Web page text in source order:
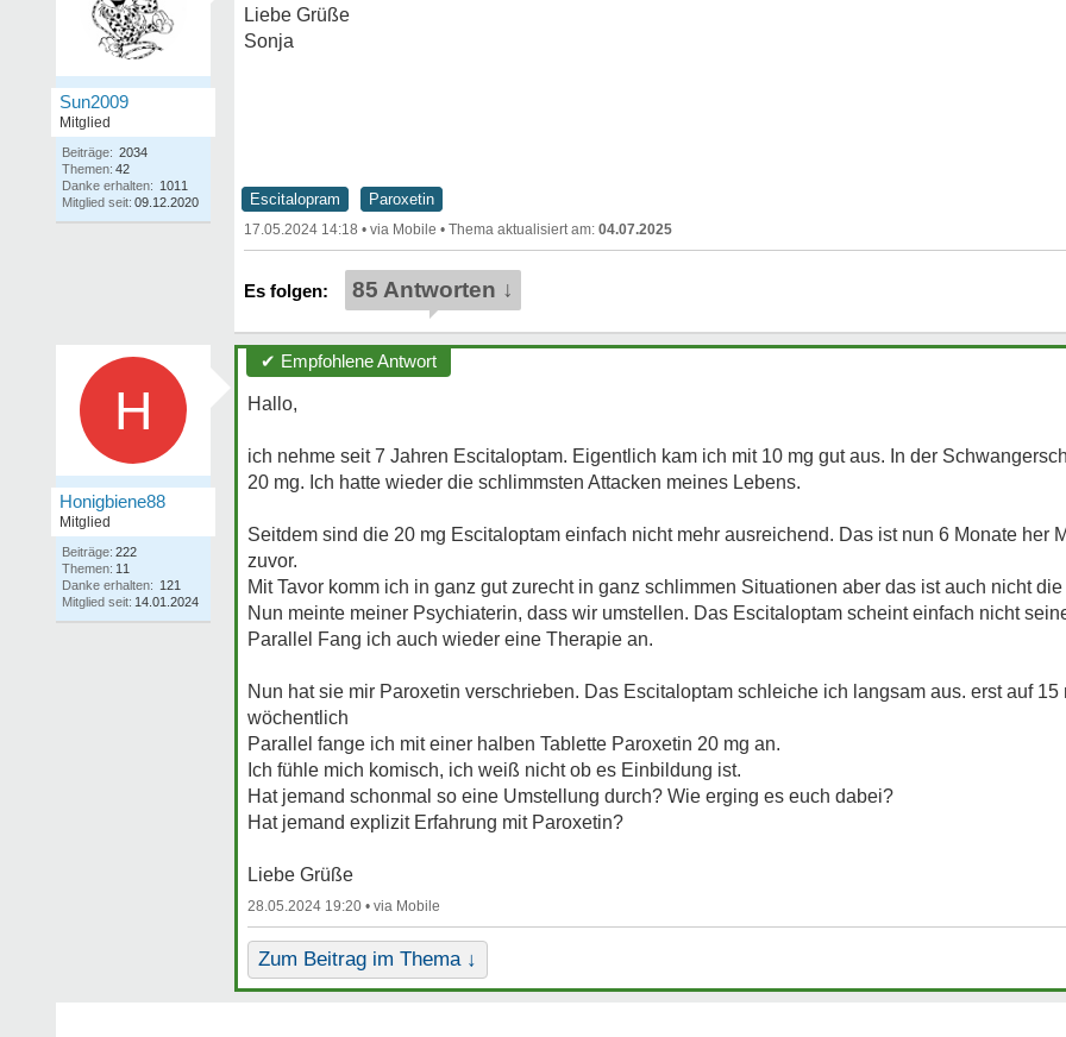
Sun2009
Mitglied
Beiträge: 2034
Themen: 42
Danke erhalten: 1011
Mitglied seit: 09.12.2020
Liebe Grüße
Sonja
Escitalopram Paroxetin
17.05.2024 14:18 • • 04.07.2025
85 Antworten ↓
H
Honigbiene88
Mitglied
Beiträge: 222
Themen: 11
Danke erhalten: 121
Mitglied seit: 14.01.2024
✔ Empfohlene Antwort
Hallo,
ich nehme seit 7 Jahren Escitaloptam. Eigentlich kam ich mit 10 mg gut aus. In der
20 mg. Ich hatte wieder die schlimmsten Attacken meines Lebens.
Seitdem sind die 20 mg Escitaloptam einfach nicht mehr ausreichend. Das ist nun 6 Monate her
zuvor.
Mit Tavor komm ich in ganz gut zurecht in ganz schlimmen Situationen aber das ist auch nicht
Nun meinte meiner Psychiaterin, dass wir umstellen. Das Escitaloptam scheint einfach nicht
Parallel Fang ich auch wieder eine Therapie an.
Nun hat sie mir Paroxetin verschrieben. Das Escitaloptam schleiche ich langsam aus. erst auf 15
wöchentlich
Parallel fange ich mit einer halben Tablette Paroxetin 20 mg an.
Ich fühle mich komisch, ich weiß nicht ob es Einbildung ist.
Hat jemand schonmal so eine Umstellung durch? Wie erging es euch dabei?
Hat jemand explizit Erfahrung mit Paroxetin?
Liebe Grüße
28.05.2024 19:20 •
Zum Beitrag im Thema ↓